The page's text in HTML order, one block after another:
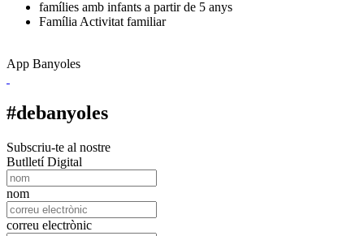
famílies amb infants a partir de 5 anys
FamíliaActivitat familiar
App Banyoles
#debanyoles
Subscriu-te al nostre
Butlletí Digital
nom
correu electrònic